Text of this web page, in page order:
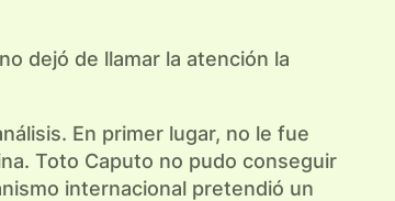
dejó de llamar la atención la
En primer lugar, no le fue
Toto Caputo no pudo conseguir
internacional pretendió un